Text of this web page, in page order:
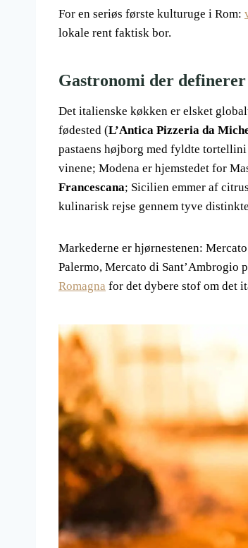
For en seriøs første kulturuge i Rom:
lokale rent faktisk bor.
Gastronomi der
Det italienske køkken er elsket
fødested (L’Antica Pizzeria da
pastaens højborg med fyldte
vinene; Modena er hjemstedet for
Francescana; Sicilien emmer af
kulinarisk rejse gennem tyve
Markederne er hjørnestenen:
Palermo, Mercato di Sant’Ambrogio
Romagna for det dybere stof om det